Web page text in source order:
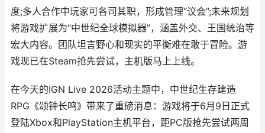
度;多人合作中玩家可各司其职，形成管理“议会”;未来规划
将游戏扩展为“中世纪全球模拟器”，涵盖外交、王国统治等
宏大内容。团队坦言野心和现实的平衡难在敢于冒险。游
戏现已在Steam抢先尝试，主机版马上上线。
在今天的IGN Live 2026活动主题中，中世纪生存建造
RPG《颂钟长鸣》带来了重磅消息：游戏将于6月9日正式
登陆Xbox和PlayStation主机平台，距PC版抢先尝试两周